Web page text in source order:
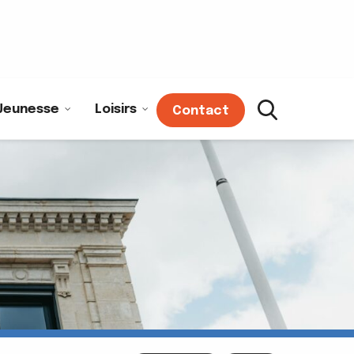
Loisirs Contact